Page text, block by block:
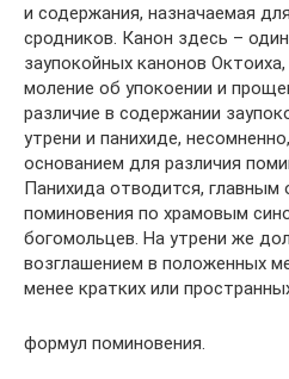
и содержания, назначаемая
сродников. Канон здесь –
заупокойных канонов
моление об упокоении и
различие в содержании
утрени и панихиде,
основанием для различия
Панихида отводится, главным
поминовения по храмовым
богомольцев. На утрени же
возглашением в положенных
менее кратких или
формул поминовения.